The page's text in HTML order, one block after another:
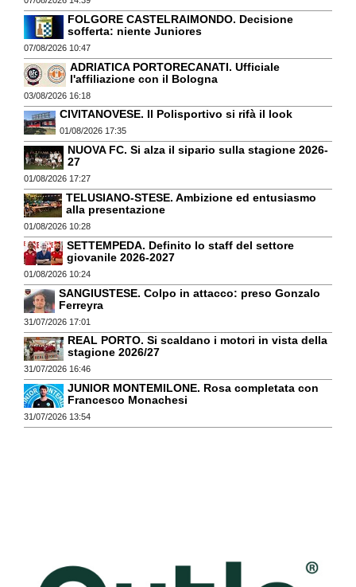
FOLGORE CASTELRAIMONDO. Decisione
sofferta: niente Juniores
07/08/2026 10:47
ADRIATICA PORTORECANATI. Ufficiale
l'affiliazione con il Bologna
03/08/2026 16:18
CIVITANOVESE. Il Polisportivo si rifà il look
01/08/2026 17:35
NUOVA FC. Si alza il sipario sulla stagione 2026-
27
01/08/2026 17:27
TELUSIANO-STESE. Ambizione ed entusiasmo
alla presentazione
01/08/2026 10:28
SETTEMPEDA. Definito lo staff del settore
giovanile 2026-2027
01/08/2026 10:24
SANGIUSTESE. Colpo in attacco: preso Gonzalo
Ferreyra
31/07/2026 17:01
REAL PORTO. Si scaldano i motori in vista della
stagione 2026/27
31/07/2026 16:46
JUNIOR MONTEMILONE. Rosa completata con
Francesco Monachesi
31/07/2026 13:54